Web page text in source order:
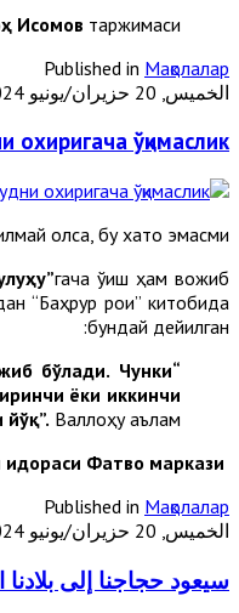
Исомов таржимаси.
Published in Мақолалар
الخميس, 20 حزيران/يونيو 2024 00:00
охиригача ўқимаслик
қолса, бу хато эмасми?
у”гача ўқиш ҳам вожиб
“Баҳрур роиқ” китобида
бундай дейилган:
бўлади. Чунки
ёки иккинчи
Валлоҳу аълам.
идораси Фатво маркази
Published in Мақолалар
الخميس, 20 حزيران/يونيو 2024 00:00
سيعود حجاجنا إلى بلادنا